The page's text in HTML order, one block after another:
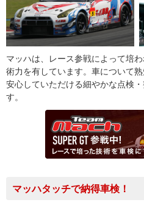
マッハは、レース参戦によって培
術力を有しています。車について
安心していただける細やかな点検
す。
マッハタッチで納得車検！